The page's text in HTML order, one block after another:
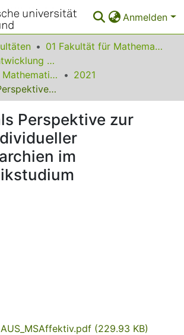
Anmelden
01 Fakultät für Mathematik
Institut für Entwicklung und Erforschung des Mathematikunterrichts
Beiträge zum Mathematikunterricht
2021
Identität als Perspektive zur Genese individueller Wertehierarchien im Mathematikstudium
Perspektive zur
im
(229.93 KB)